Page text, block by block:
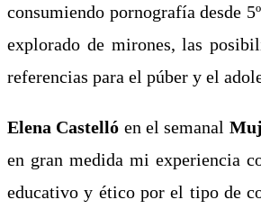
consumiendo pornografía desde
explorado de mirones, las
referencias para el púber y el
Elena Castelló en el semanal
en gran medida mi experiencia
educativo y ético por el tipo de